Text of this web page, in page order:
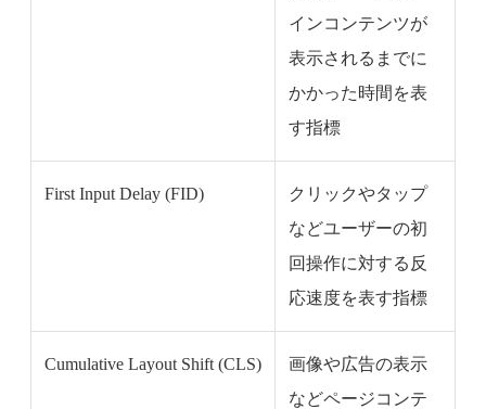
インコンテンツが
表示されるまでに
かかった時間を表
す指標
First Input Delay (FID)
クリックやタップ
などユーザーの初
回操作に対する反
応速度を表す指標
Cumulative Layout Shift (CLS)
画像や広告の表示
などページコンテ